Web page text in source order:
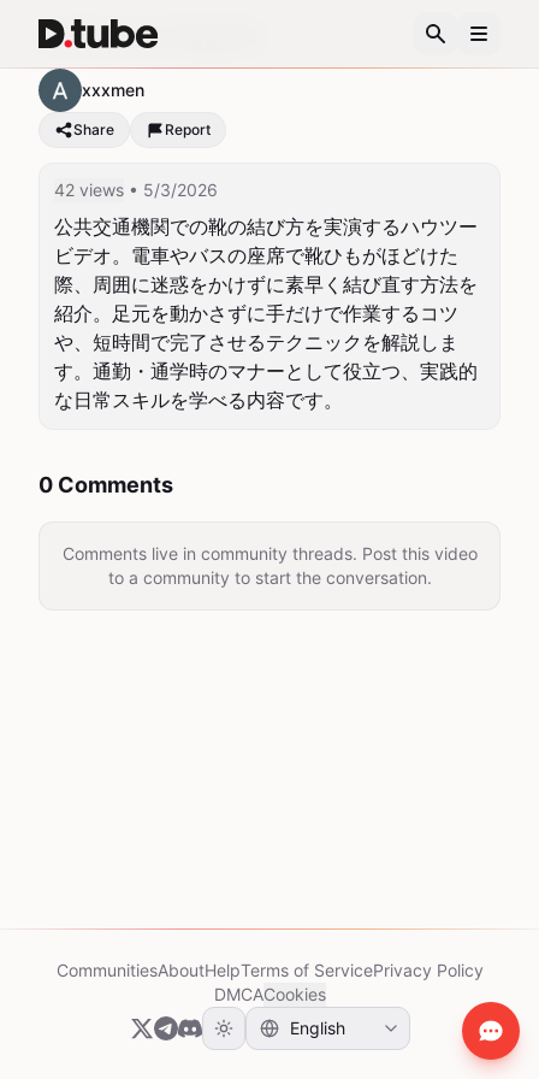
3m7FyvIzoFwQguQS
xxxmen
Share Report
42 views • 5/3/2026
公共交通機関での靴の結び方を実演するハウツー
ビデオ。電車やバスの座席で靴ひもがほどけた
際、周囲に迷惑をかけずに素早く結び直す方法を
紹介。足元を動かさずに手だけで作業するコツ
や、短時間で完了させるテクニックを解説しま
す。通勤・通学時のマナーとして役立つ、実践的
な日常スキルを学べる内容です。
0 Comments
Comments live in community threads. Post this video
to a community to start the conversation.
CommunitiesAboutHelpTerms of ServicePrivacy Policy
DMCACookies